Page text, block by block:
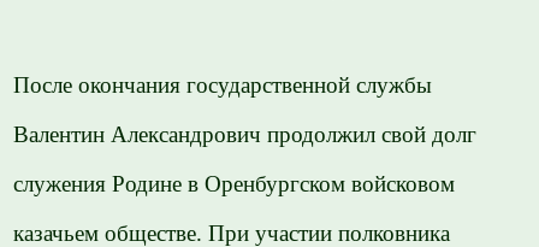
После окончания государственной службы
Валентин Александрович продолжил свой долг
служения Родине в Оренбургском войсковом
казачьем обществе. При участии полковника